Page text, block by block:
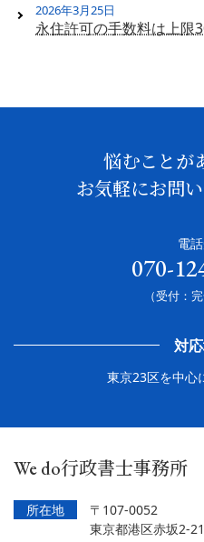
2026年3月25日
永住許可の手数料は上限
悩むことが
お気軽にお問
電
070-
（受付：
対
東京23区を中心
We do行政書士事務所
所在地
〒107-0052
東京都港区赤坂2-